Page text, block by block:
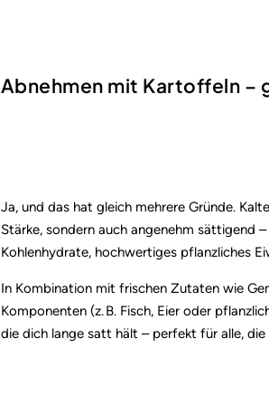
Abnehmen mit Kartoffeln –
Ja, und das hat gleich mehrere Gründe.
Stärke, sondern auch angenehm sättigend
Kohlenhydrate, hochwertiges pflanzliches
In Kombination mit frischen Zutaten wie
Komponenten (z. B. Fisch, Eier oder
die dich lange satt hält – perfekt für alle,